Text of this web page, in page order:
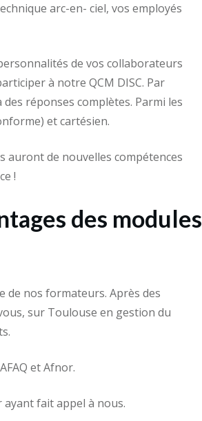
arc-en- ciel, vos employés
de vos collaborateurs
à notre QCM DISC. Par
réponses complètes. Parmi les
et cartésien.
auront de nouvelles compétences
!
des modules
de nos formateurs. Après des
sur Toulouse en gestion du
et Afnor.
ayant fait appel à nous.